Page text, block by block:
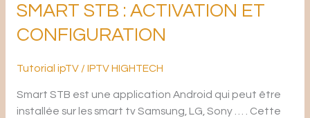
SMART STB : ACTIVATION ET
CONFIGURATION
Tutorial ipTV/ IPTV HIGHTECH
Smart STB est une application Android qui peut être
installée sur les smart tv Samsung, LG, Sony … . Cette